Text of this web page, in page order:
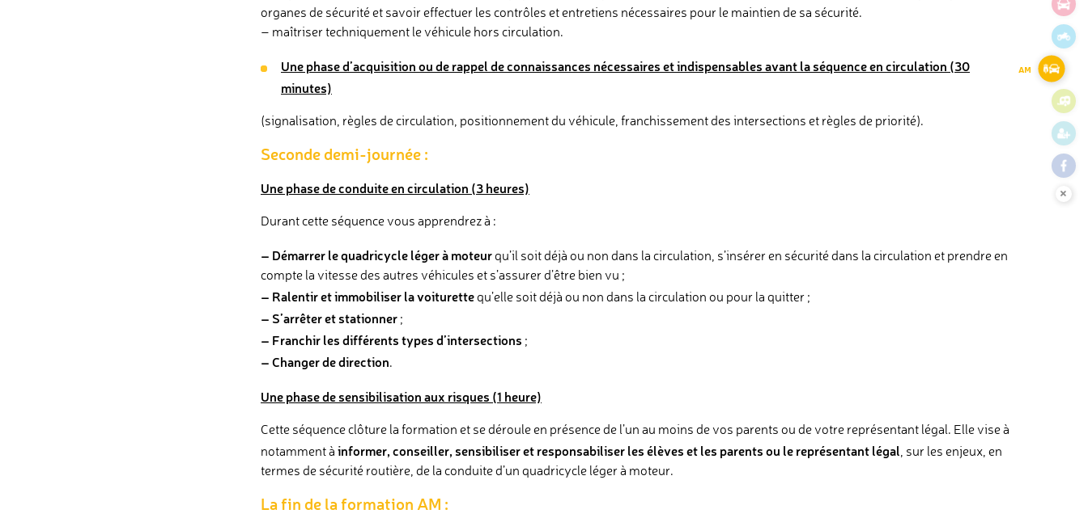
AM
organes de sécurité et savoir effectuer les contrôles et entretiens nécessaires pour le maintien de sa sécurité.
– maîtriser techniquement le véhicule hors circulation.
Une phase d’acquisition ou de rappel de connaissances nécessaires et indispensables avant la séquence en circulation (30
minutes)
(signalisation, règles de circulation, positionnement du véhicule, franchissement des intersections et règles de priorité).
Seconde demi-journée :
Une phase de conduite en circulation (3 heures)
Durant cette séquence vous apprendrez à :
– Démarrer le quadricycle léger à moteurqu’il soit déjà ou non dans la circulation, s’insérer en sécurité dans la circulation et prendre en
compte la vitesse des autres véhicules et s’assurer d’être bien vu ;
– Ralentir et immobiliser la voiturettequ’elle soit déjà ou non dans la circulation ou pour la quitter ;
– S’arrêter et stationner ;
– Franchir les différents types d’intersections ;
– Changer de direction.
Une phase de sensibilisation aux risques (1 heure)
Cette séquence clôture la formation et se déroule en présence de l’un au moins de vos parents ou de votre représentant légal. Elle vise à
notamment à informer, conseiller, sensibiliser et responsabiliser les élèves et les parents ou le représentant légal, sur les enjeux, en
termes de sécurité routière, de la conduite d’un quadricycle léger à moteur.
La fin de la formation AM :